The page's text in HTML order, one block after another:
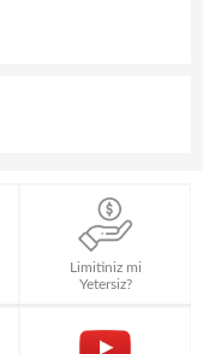
Limitiniz mi
Yetersiz?